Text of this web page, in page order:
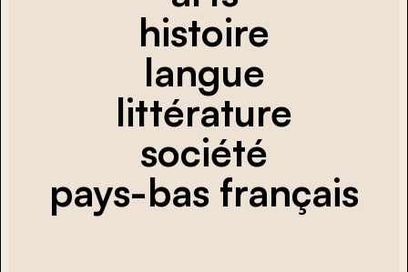
histoire
langue
littérature
société
pays-bas français